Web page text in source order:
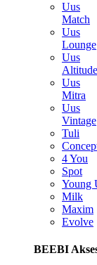
Uus
Match
Uus
Lounge
Uus
Altitude
Uus
Mitra
Uus
Vintage
Tuli
4 You
Spot
Young
Milk
Maxim
Evolve
BEEBI